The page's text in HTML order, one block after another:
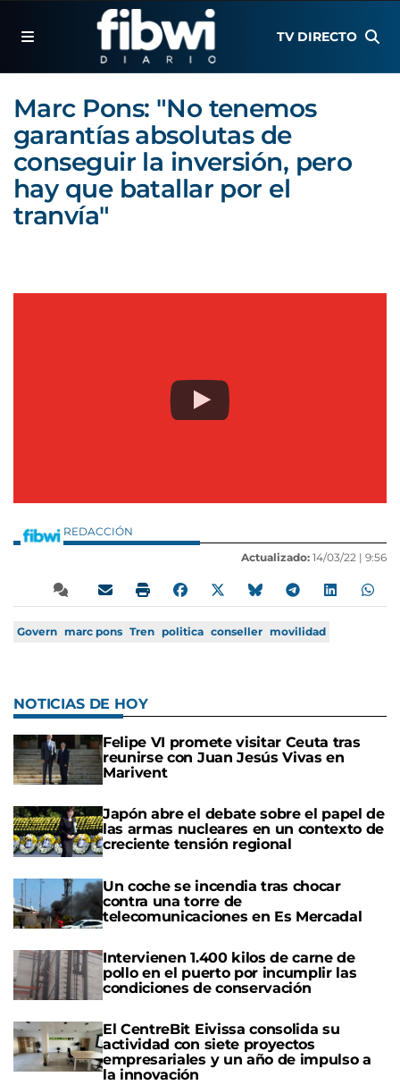
TV DIRECTO
Marc Pons: "No tenemos
garantías absolutas de
conseguir la inversión, pero
hay que batallar por el
tranvía"
REDACCIÓN
Actualizado: 14/03/22 | 9:56
Govern marc pons Tren politica conseller movilidad
NOTICIAS DE HOY
Felipe VI promete visitar Ceuta tras
reunirse con Juan Jesús Vivas en
Marivent
Japón abre el debate sobre el papel de
las armas nucleares en un contexto de
creciente tensión regional
Un coche se incendia tras chocar
contra una torre de
telecomunicaciones en Es Mercadal
Intervienen 1.400 kilos de carne de
pollo en el puerto por incumplir las
condiciones de conservación
El CentreBit Eivissa consolida su
actividad con siete proyectos
empresariales y un año de impulso a
la innovación